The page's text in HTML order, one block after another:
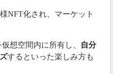
NFT化され、マーケット
想空間内に所有し、
自分
するといった楽しみ方も